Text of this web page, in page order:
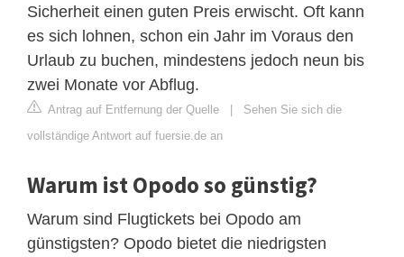
Sicherheit einen guten Preis erwischt. Oft kann
es sich lohnen, schon ein Jahr im Voraus den
Urlaub zu buchen, mindestens jedoch neun bis
zwei Monate vor Abflug.
Antrag auf Entfernung der Quelle | Sehen Sie sich die
vollständige Antwort auf fuersie.de an
Warum ist Opodo so günstig?
Warum sind Flugtickets bei Opodo am
günstigsten? Opodo bietet die niedrigsten